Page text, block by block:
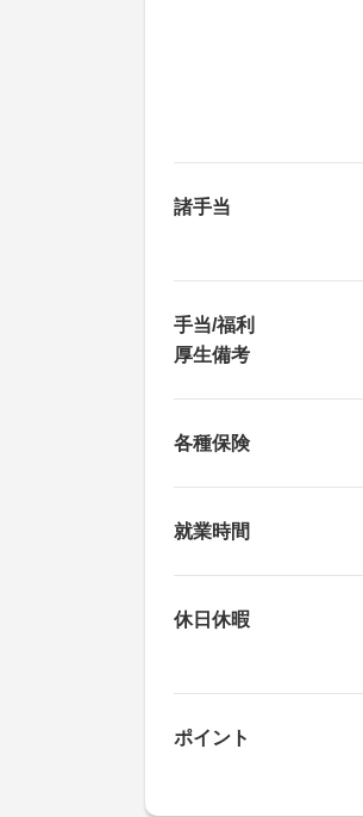
諸手当
手当/福利
厚生備考
各種保険
就業時間
休日休暇
ポイント